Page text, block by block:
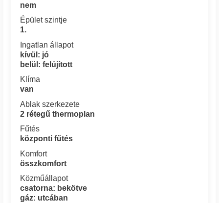
nem
Épület szintje
1.
Ingatlan állapot
kívül: jó
belül: felújított
Klíma
van
Ablak szerkezete
2 rétegű thermoplan
Fűtés
központi fűtés
Komfort
összkomfort
Közműállapot
csatorna: bekötve
gáz: utcában